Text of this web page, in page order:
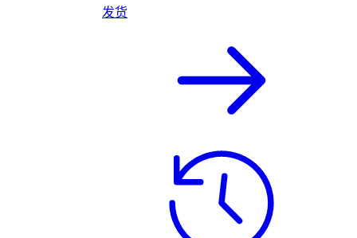
发货